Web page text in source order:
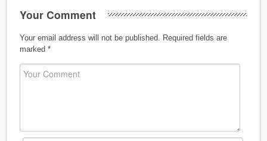
Your Comment
Your email address will not be published.
Required fields are
marked *